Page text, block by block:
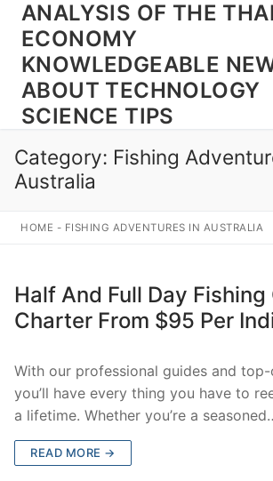
Skip
content
ANALYSIS OF THE THAI
ECONOMY
KNOWLEDGEABLE
ABOUT TECHNOLOGY
SCIENCE TIPS
Category: Fishing
Australia
HOME - FISHING ADVENTURES IN AUSTRALIA
Half And Full Day Fishing
Charter From $95 Per
With our professional guides and
you’ll have every thing you have to
a lifetime. Whether you’re a
READ MORE →